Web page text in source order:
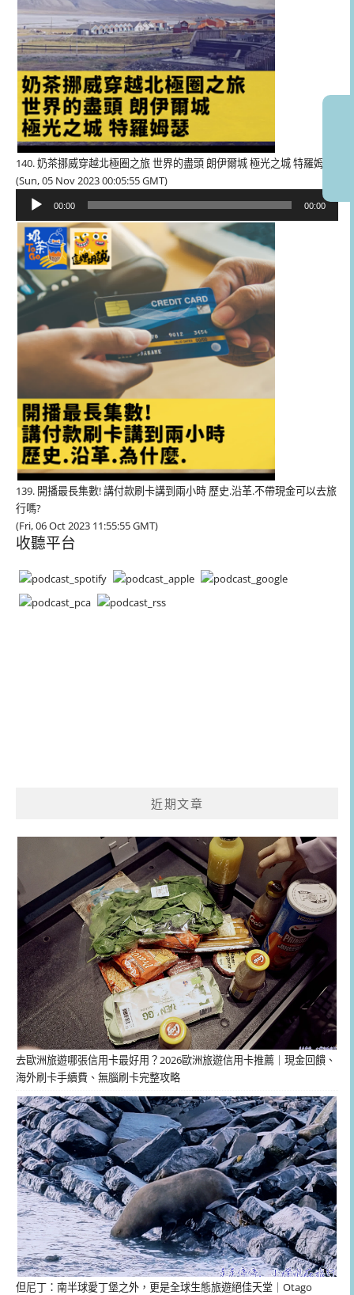
140. 奶茶挪威穿越北極圈之旅 世界的盡頭 朗伊爾城 極光之城 特羅姆瑟
(Sun, 05 Nov 2023 00:05:55 GMT)
播
放
器
00:00 00:00
139. 開播最長集數! 講付款刷卡講到兩小時 歷史.沿革.不帶現金可以去旅
行嗎?
(Fri, 06 Oct 2023 11:55:55 GMT)
收聽平台
近期文章
去歐洲旅遊哪張信用卡最好用？2026歐洲旅遊信用卡推薦｜現金回饋、
海外刷卡手續費、無腦刷卡完整攻略
但尼丁：南半球愛丁堡之外，更是全球生態旅遊絕佳天堂｜Otago